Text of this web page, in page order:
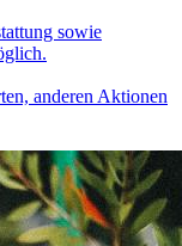
sowie
anderen Aktionen